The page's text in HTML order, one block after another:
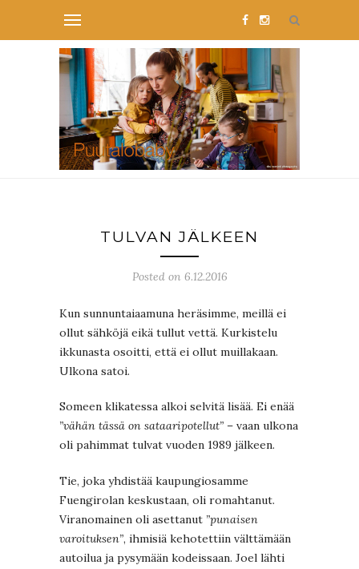
TULVAN JÄLKEEN
Posted on 6.12.2016
Kun sunnuntaiaamuna heräsimme, meillä ei
ollut sähköjä eikä tullut vettä. Kurkistelu
ikkunasta osoitti, että ei ollut muillakaan.
Ulkona satoi.
Someen klikatessa alkoi selvitä lisää. Ei enää
”vähän tässä on sataaripotellut” – vaan ulkona
oli pahimmat tulvat vuoden 1989 jälkeen.
Tie, joka yhdistää kaupungiosamme
Fuengirolan keskustaan, oli romahtanut.
Viranomainen oli asettanut ”punaisen
varoituksen”, ihmisiä kehotettiin välttämään
autoilua ja pysymään kodeissaan. Joel lähti